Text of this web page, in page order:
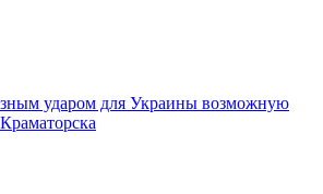
ударом для Украины возможную